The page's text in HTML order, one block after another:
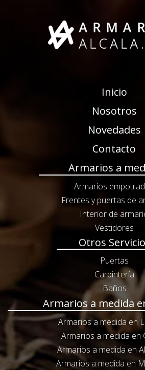
Inicio
Nosotros
Novedades
Contacto
Armarios a
Armarios
Frentes y puertas de
Interior de
Vestidores
Otros
Puertas
Carpintería
Baños
Armarios a medida
Armarios a medida en
Armarios a medida en
Armarios a medida en
Armarios a medida en